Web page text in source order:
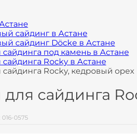
сайдинг в Астане
сайдинг Döcke в Астане
сайдинга под камень в Астане
сайдинга Rocky в Астане
сайдинга Rocky, кедровый орех
для сайдинга
0575